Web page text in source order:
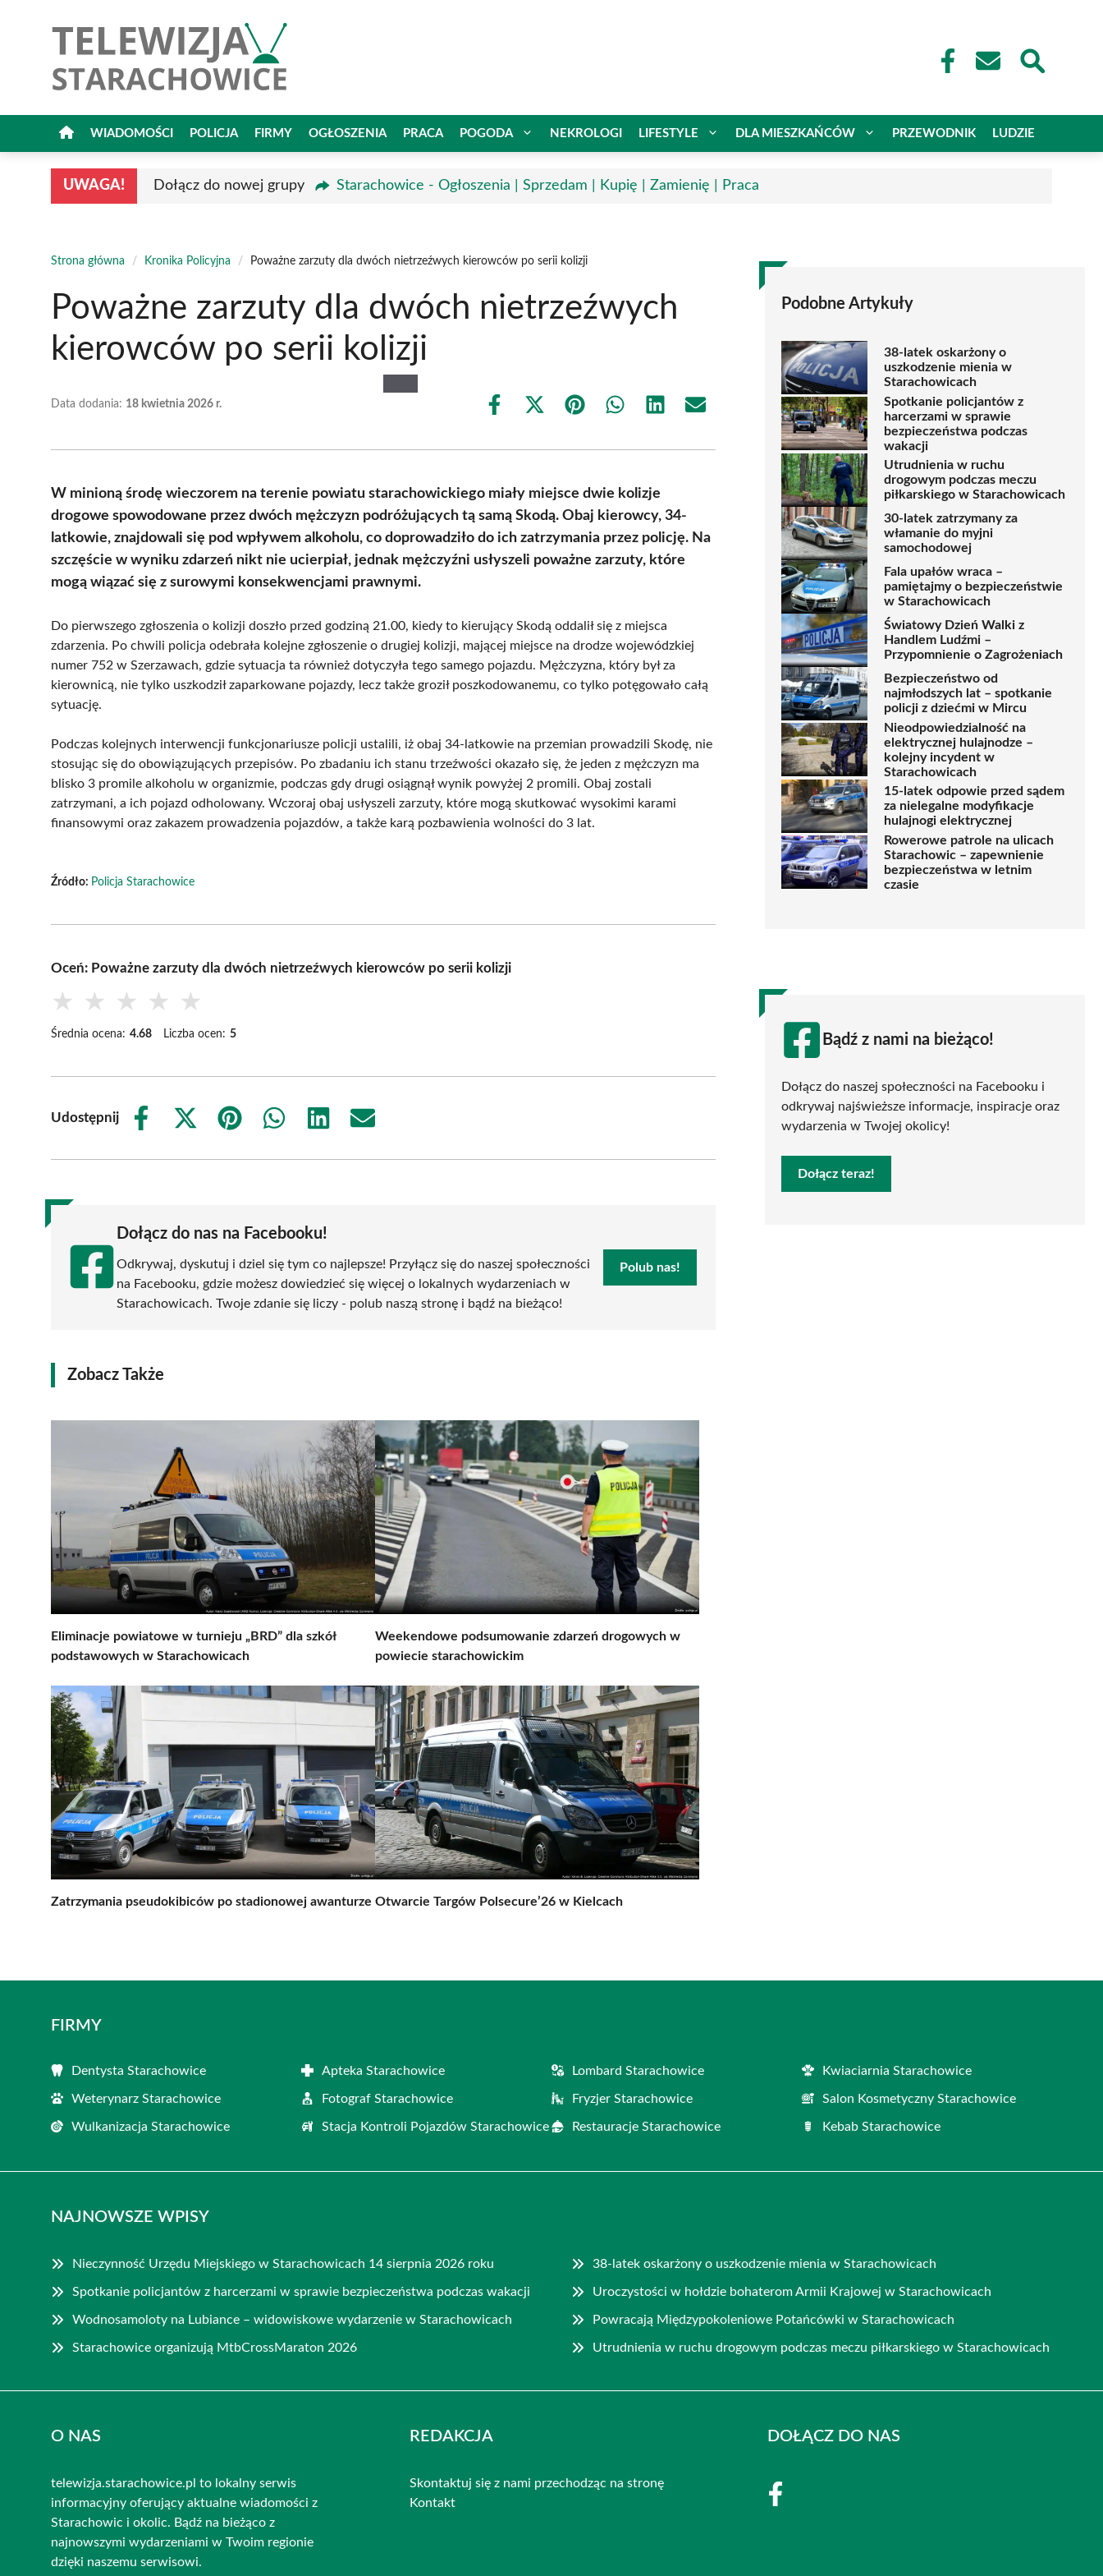
WIADOMOŚCI POLICJA FIRMY OGŁOSZENIA PRACA POGODA NEKROLOGI LIFESTYLE DLA MIESZKAŃCÓW PRZEWODNIK LUDZIE
UWAGA! Dołącz do nowej grupy Starachowice - Ogłoszenia | Sprzedam | Kupię | Zamienię | Praca
Strona główna / Kronika Policyjna / Poważne zarzuty dla dwóch nietrzeźwych kierowców po serii kolizji
Poważne zarzuty dla dwóch nietrzeźwych
kierowców po serii kolizji
Data dodania: 18 kwietnia 2026 r.
Share
Share
(Twitter)
Share Share Share Share
W minioną środę wieczorem na terenie powiatu starachowickiego miały miejsce dwie kolizje
drogowe spowodowane przez dwóch mężczyzn podróżujących tą samą Skodą. Obaj kierowcy, 34-
latkowie, znajdowali się pod wpływem alkoholu, co doprowadziło do ich zatrzymania przez policję. Na
szczęście w wyniku zdarzeń nikt nie ucierpiał, jednak mężczyźni usłyszeli poważne zarzuty, które
mogą wiązać się z surowymi konsekwencjami prawnymi.
Do pierwszego zgłoszenia o kolizji doszło przed godziną 21.00, kiedy to kierujący Skodą oddalił się z miejsca
zdarzenia. Po chwili policja odebrała kolejne zgłoszenie o drugiej kolizji, mającej miejsce na drodze wojewódzkiej
numer 752 w Szerzawach, gdzie sytuacja ta również dotyczyła tego samego pojazdu. Mężczyzna, który był za
kierownicą, nie tylko uszkodził zaparkowane pojazdy, lecz także groził poszkodowanemu, co tylko potęgowało całą
sytuację.
Podczas kolejnych interwencji funkcjonariusze policji ustalili, iż obaj 34-latkowie na przemian prowadzili Skodę, nie
stosując się do obowiązujących przepisów. Po zbadaniu ich stanu trzeźwości okazało się, że jeden z mężczyzn ma
blisko 3 promile alkoholu w organizmie, podczas gdy drugi osiągnął wynik powyżej 2 promili. Obaj zostali
zatrzymani, a ich pojazd odholowany. Wczoraj obaj usłyszeli zarzuty, które mogą skutkować wysokimi karami
finansowymi oraz zakazem prowadzenia pojazdów, a także karą pozbawienia wolności do 3 lat.
Źródło: Policja Starachowice
Oceń: Poważne zarzuty dla dwóch nietrzeźwych kierowców po serii kolizji
★ ★ ★ ★ ★
Średnia ocena: 4.68 Liczba ocen: 5
Udostępnij
Share
Share
(Twitter)
Share
Share
Share
Share
Dołącz do nas na Facebooku!
Odkrywaj, dyskutuj i dziel się tym co najlepsze! Przyłącz się do naszej społeczności
na Facebooku, gdzie możesz dowiedzieć się więcej o lokalnych wydarzeniach w
Starachowicach. Twoje zdanie się liczy - polub naszą stronę i bądź na bieżąco!
Polub nas!
Zobacz Także
Eliminacje powiatowe w turnieju „BRD” dla szkół
podstawowych w Starachowicach
Weekendowe podsumowanie zdarzeń drogowych w
powiecie starachowickim
Zatrzymania pseudokibiców po stadionowej awanturze Otwarcie Targów Polsecure’26 w Kielcach
Podobne Artykuły
38-latek oskarżony o
uszkodzenie mienia w
Starachowicach
Spotkanie policjantów z
harcerzami w sprawie
bezpieczeństwa podczas
wakacji
Utrudnienia w ruchu
drogowym podczas meczu
piłkarskiego w Starachowicach
30-latek zatrzymany za
włamanie do myjni
samochodowej
Fala upałów wraca –
pamiętajmy o bezpieczeństwie
w Starachowicach
Światowy Dzień Walki z
Handlem Ludźmi –
Przypomnienie o Zagrożeniach
Bezpieczeństwo od
najmłodszych lat – spotkanie
policji z dziećmi w Mircu
Nieodpowiedzialność na
elektrycznej hulajnodze –
kolejny incydent w
Starachowicach
15-latek odpowie przed sądem
za nielegalne modyfikacje
hulajnogi elektrycznej
Rowerowe patrole na ulicach
Starachowic – zapewnienie
bezpieczeństwa w letnim
czasie
Bądź z nami na bieżąco!
Dołącz do naszej społeczności na Facebooku i
odkrywaj najświeższe informacje, inspiracje oraz
wydarzenia w Twojej okolicy!
Dołącz teraz!
FIRMY
Dentysta Starachowice Apteka Starachowice Lombard Starachowice Kwiaciarnia Starachowice
Weterynarz Starachowice Fotograf Starachowice Fryzjer Starachowice Salon Kosmetyczny Starachowice
Wulkanizacja Starachowice Stacja Kontroli Pojazdów Starachowice Restauracje Starachowice Kebab Starachowice
NAJNOWSZE WPISY
Nieczynność Urzędu Miejskiego w Starachowicach 14 sierpnia 2026 roku 38-latek oskarżony o uszkodzenie mienia w Starachowicach
Spotkanie policjantów z harcerzami w sprawie bezpieczeństwa podczas wakacji Uroczystości w hołdzie bohaterom Armii Krajowej w Starachowicach
Wodnosamoloty na Lubiance – widowiskowe wydarzenie w Starachowicach Powracają Międzypokoleniowe Potańcówki w Starachowicach
Starachowice organizują MtbCrossMaraton 2026 Utrudnienia w ruchu drogowym podczas meczu piłkarskiego w Starachowicach
O NAS
telewizja.starachowice.pl to lokalny serwis
informacyjny oferujący aktualne wiadomości z
Starachowic i okolic. Bądź na bieżąco z
najnowszymi wydarzeniami w Twoim regionie
dzięki naszemu serwisowi.
REDAKCJA
Skontaktuj się z nami przechodząc na stronę
Kontakt
DOŁĄCZ DO NAS